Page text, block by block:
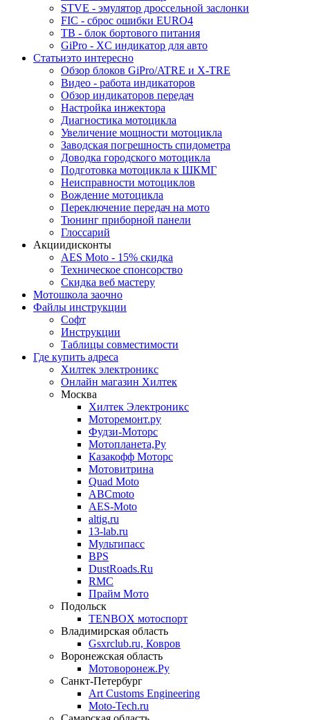
STVE - эмулятор дроссельной заслонки
FIC - сброс ошибки EURO4
TB - блок бортового питания
GiPro - XC индикатор для авто
Статьиэто интересно
Обзор блоков GiPro/ATRE и X-TRE
Видео - работа индикаторов
Обзор индикаторов передач
Настройка инжектора
Диагноcтика мотоцикла
Увеличение мощности мотоцикла
Заводская погрешность спидометра
Доводка городского мотоцикла
Подготовка мотоцикла к ШКМГ
Неисправности мотоциклов
Вождение мотоцикла
Переключение передач на мото
Тюнинг приборной панели
Глоссарий
Акциидисконты
AES Moto - 15% скидка
Техническое спонсорство
Скидка веб мастеру
Мотошкола заочно
Файлы инструкции
Софт
Инструкции
Таблицы совместимости
Где купить адреса
Хилтек электроникс
Онлайн магазин Хилтек
Москва
Хилтек Электроникс
Моторемонт.ру
Фудзи-Моторс
Мотопланета,Ру
Казакофф Моторс
Мотовитрина
Quad Moto
ABCmoto
AES-Moto
altig.ru
13-lab.ru
Мультипасс
BPS
DustRoads.Ru
RMC
Прайм Мото
Подольск
TENBOX мотоспорт
Владимирская область
Gsxrclub.ru, Ковров
Воронежская область
Мотоворонеж.Ру
Санкт-Петербург
Art Customs Engineering
Moto-Tech.ru